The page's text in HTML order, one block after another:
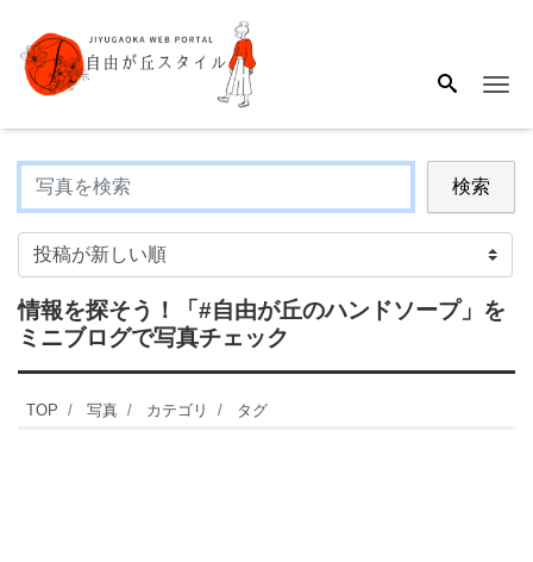
検索
情報を探そう！ 「#自由が丘のハンドソープ」 を
ミニブログで写真チェック
TOP 写真 カテゴリ タグ